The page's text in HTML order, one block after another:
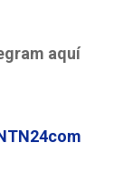
aquí